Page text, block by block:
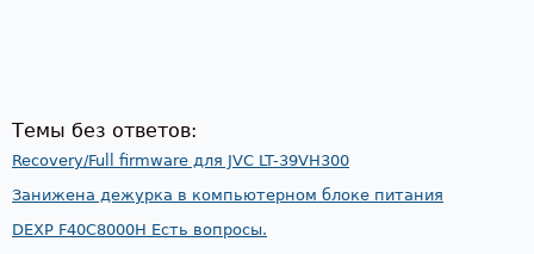
Темы без ответов:
Recovery/Full firmware для JVC LT-39VH300
Занижена дежурка в компьютерном блоке питания
DEXP F40C8000H Есть вопросы.